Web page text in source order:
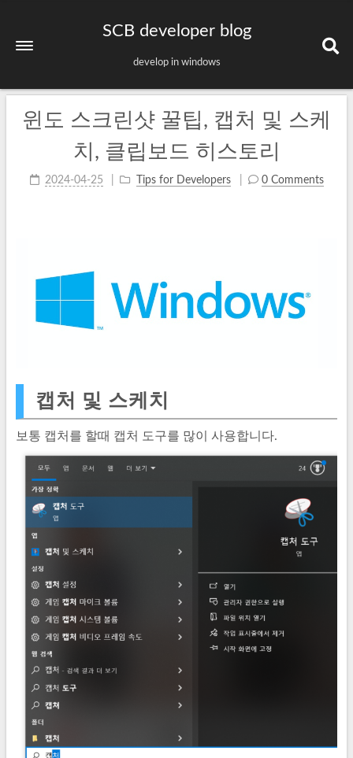
SCB developer blog
develop in windows
윈도 스크린샷 꿀팁, 캡처 및 스케
치, 클립보드 히스토리
2024-04-25 Tips for Developers 0 Comments
캡처 및 스케치
보통 캡처를 할때 캡처 도구를 많이 사용합니다.